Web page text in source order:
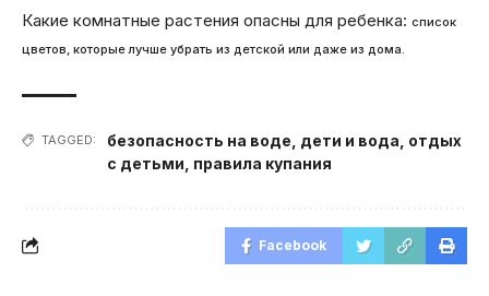
Какие комнатные растения опасны для ребенка: список
цветов, которые лучше убрать из детской или даже из дома.
TAGGED: безопасность на воде дети и вода отдых
с детьми правила купания
Facebook